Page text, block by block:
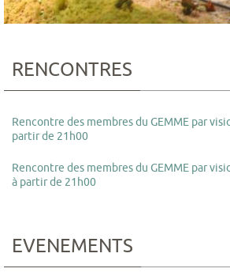
RENCONTRES
Rencontre des membres du GEMME par
partir de 21h00
Rencontre des membres du GEMME par
à partir de 21h00
EVENEMENTS